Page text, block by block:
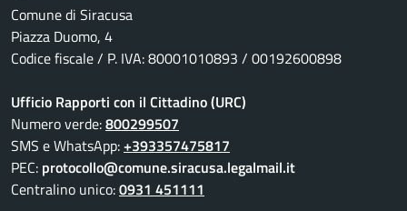
Comune di Siracusa
Piazza Duomo, 4
Codice fiscale / P. IVA: 80001010893 / 00192600898
Ufficio Rapporti con il Cittadino (URC)
Numero verde:800299507
SMS e WhatsApp:+393357475817
PEC: protocollo@comune.siracusa.legalmail.it
Centralino unico:0931 451111